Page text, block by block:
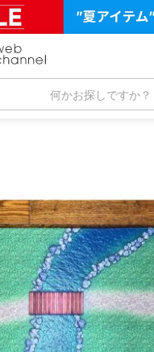
何かお探しですか？